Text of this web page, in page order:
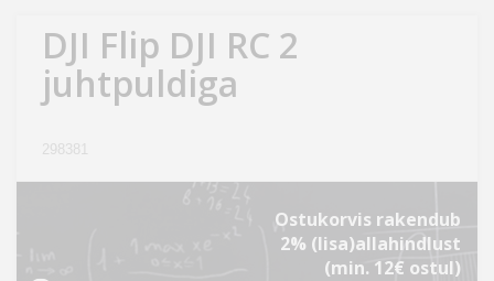
DJI Flip DJI RC 2
juhtpuldiga
298381
Ostukorvis rakendub
2% (lisa)allahindlust
(min. 12€ ostul)
Ilu
&
Sport